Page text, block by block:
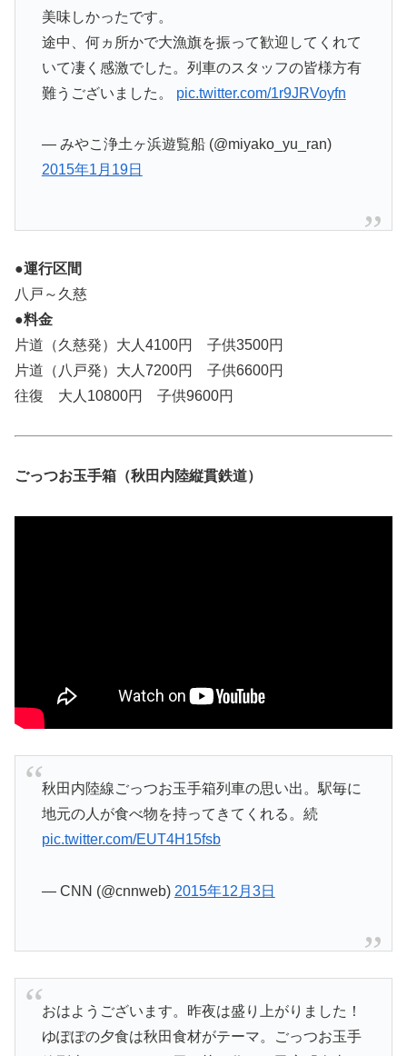
美味しかったです。
途中、何ヵ所かで大漁旗を振って歓迎してくれて
いて凄く感激でした。列車のスタッフの皆様方有
難うございました。 pic.twitter.com/1r9JRVoyfn
— みやこ浄土ヶ浜遊覧船 (@miyako_yu_ran)
2015年1月19日
●運行区間
八戸～久慈
●料金
片道（久慈発）大人4100円 子供3500円
片道（八戸発）大人7200円 子供6600円
往復 大人10800円 子供9600円
ごっつお玉手箱（秋田内陸縦貫鉄道）
秋田内陸線ごっつお玉手箱列車の思い出。駅毎に
地元の人が食べ物を持ってきてくれる。続
pic.twitter.com/EUT4H15fsb
— CNN (@cnnweb) 2015年12月3日
おはようございます。昨夜は盛り上がりました！
ゆぽぽの夕食は秋田食材がテーマ。ごっつお玉手